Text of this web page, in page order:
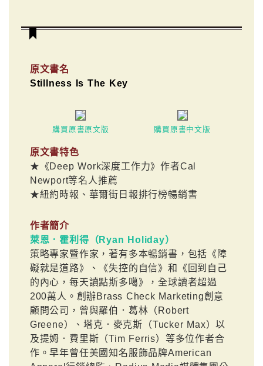
原文書名
Stillness Is The Key
購買原書原文版 購買原書中文版
原文書特色
★《Deep Work深度工作力》作者Cal
Newport等名人推薦
★紐約時報、華爾街日報排行榜暢銷書
作者簡介
萊恩．霍利得（Ryan Holiday）
策略專家暨作家，著有多本暢銷書，包括《障
礙就是道路》、《失控的自信》和《回到自己
的內心，每天讀點斯多噶》，全球讀者超過
200萬人。創辦Brass Check Marketing創意
顧問公司，曾與羅伯．葛林（Robert
Greene）、塔克．麥克斯（Tucker Max）以
及提姆．費里斯（Tim Ferris）等多位作者合
作。早年曾任美國知名服飾品牌American